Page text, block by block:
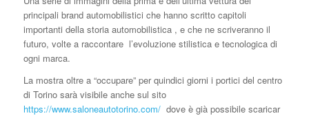
principali brand automobilistici che hanno scritto capitoli
importanti della storia automobilistica , e che ne scriveranno il
futuro, volte a raccontare l’evoluzione stilistica e tecnologica di
ogni marca.
La mostra oltre a “occupare” per quindici giorni i portici del centro
di Torino sarà visibile anche sul sito
https://www.saloneautotorino.com/dove è già possibile scaricar